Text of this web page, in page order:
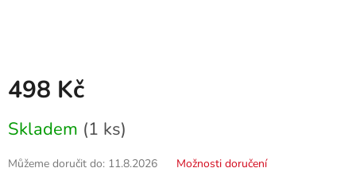
498 Kč
cena:
Skladem (1 ks)
Můžeme doručit do: 11.8.2026 Možnosti doručení